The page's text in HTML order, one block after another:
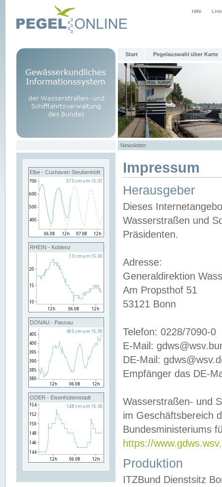
Hilfe
Start Pegelauswahl über Karte
Newsletter
Elbe - Cuxhaven Steubenhöft
RHEIN - Koblenz
DONAU - Passau
ODER - Eisenhüttenstadt
Impressum
Herausgeber
Dieses
Wasserstraßen und
Präsidenten.
Adresse:
Generaldirektion
Am Propsthof 51
53121 Bonn
Telefon: 0228/7090-0
E-Mail:
DE-Mail:
Empfänger das DE-
Wasserstraßen- und
im Geschäftsbereich
Bundesministeriums
https://
Produktion
ITZBund Dienstsitz